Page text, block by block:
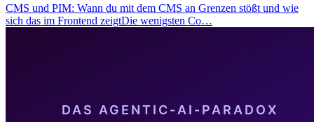
CMS und PIM: Wann du mit dem CMS an Grenzen stößt und wie
sich das im Frontend zeigtDie wenigsten Co…